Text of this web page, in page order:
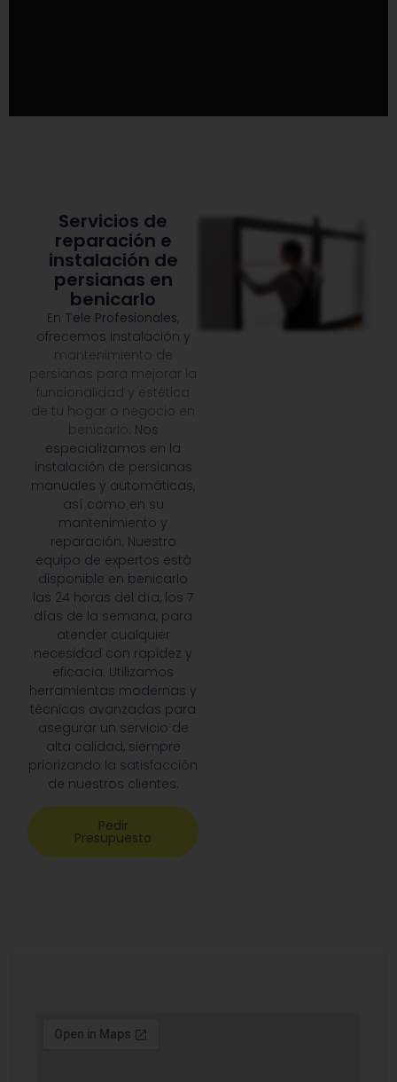
Servicios de
reparación e
instalación de
persianas en
benicarlo
En Tele Profesionales,
ofrecemos instalación y
mantenimiento de
persianas para mejorar la
funcionalidad y estética
de tu hogar o negocio en
benicarlo. Nos
especializamos en la
instalación de persianas
manuales y automáticas,
así como en su
mantenimiento y
reparación. Nuestro
equipo de expertos está
disponible en benicarlo
las 24 horas del día, los 7
días de la semana, para
atender cualquier
necesidad con rapidez y
eficacia. Utilizamos
herramientas modernas y
técnicas avanzadas para
asegurar un servicio de
alta calidad, siempre
priorizando la satisfacción
de nuestros clientes.
Pedir
Presupuesto